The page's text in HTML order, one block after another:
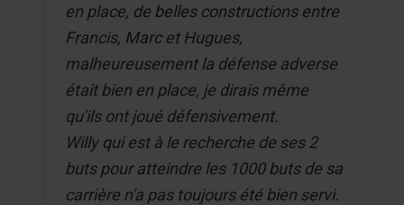
en place, de belles constructions entre
Francis, Marc et Hugues,
malheureusement la défense adverse
était bien en place, je dirais même
qu'ils ont joué défensivement.
Willy qui est à le recherche de ses 2
buts pour atteindre les 1000 buts de sa
carrière n'a pas toujours été bien servi.